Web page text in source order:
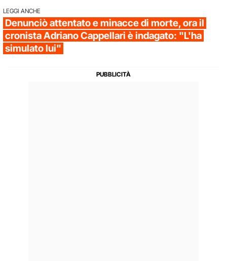
LEGGI ANCHE
Denunciò attentato e minacce di morte, ora il
cronista Adriano Cappellari è indagato: "L'ha
simulato lui"